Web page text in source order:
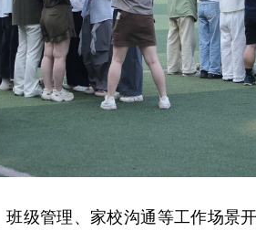
班级管理、家校沟通等工作场景